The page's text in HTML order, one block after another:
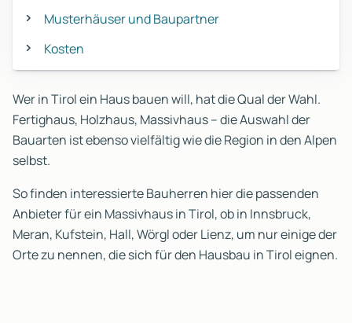
Musterhäuser und Baupartner
Kosten
Wer in Tirol ein Haus bauen will, hat die Qual der Wahl.
Fertighaus, Holzhaus, Massivhaus – die Auswahl der
Bauarten ist ebenso vielfältig wie die Region in den Alpen
selbst.
So finden interessierte Bauherren hier die passenden
Anbieter für ein Massivhaus in Tirol, ob in Innsbruck,
Meran, Kufstein, Hall, Wörgl oder Lienz, um nur einige der
Orte zu nennen, die sich für den Hausbau in Tirol eignen.